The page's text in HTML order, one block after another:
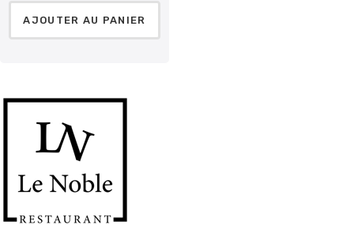
e
0
u
AJOUTER AU PANIER